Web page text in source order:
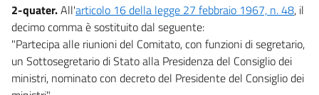
2-quater.All'articolo 16 della legge 27 febbraio 1967, n. 48, il
decimo comma è sostituito dal seguente:
"Partecipa alle riunioni del Comitato, con funzioni di segretario,
un Sottosegretario di Stato alla Presidenza del Consiglio dei
ministri, nominato con decreto del Presidente del Consiglio dei